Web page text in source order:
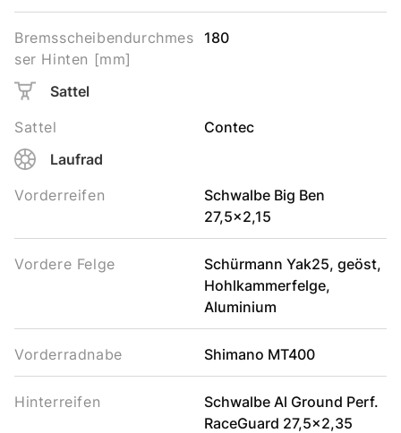
Bremsscheibendurchmes
ser Hinten [mm]
180
Sattel
Sattel
Contec
Laufrad
Vorderreifen
Schwalbe Big Ben
27,5x2,15
Vordere Felge
Schürmann Yak25, geöst,
Hohlkammerfelge,
Aluminium
Vorderradnabe Shimano MT400
Hinterreifen
Schwalbe Al Ground Perf.
RaceGuard 27,5x2,35